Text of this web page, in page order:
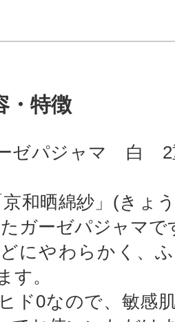
・特徴
ゼパジャマ 白 2
和晒綿紗」(きょ
ガーゼパジャマで
にやわらかく、
す。
ド0なので、敏感